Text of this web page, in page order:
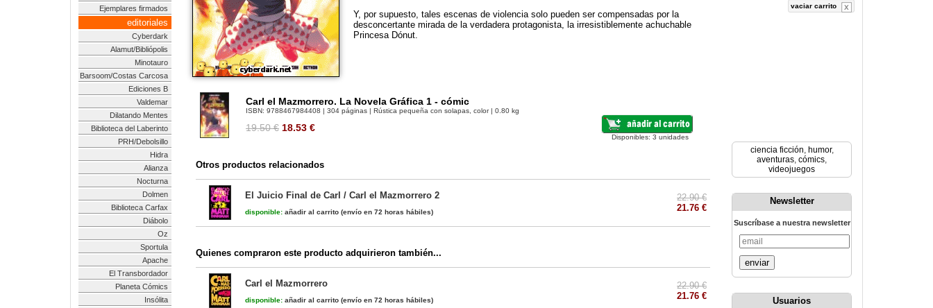
Ejemplares firmados
editoriales
Cyberdark
Alamut/Bibliópolis
Minotauro
Barsoom/Costas Carcosa
Ediciones B
Valdemar
Dilatando Mentes
Biblioteca del Laberinto
PRH/Debolsillo
Hidra
Alianza
Nocturna
Dolmen
Biblioteca Carfax
Diábolo
Oz
Sportula
Apache
El Transbordador
Planeta Cómics
Insólita
Y, por supuesto, tales escenas de violen­cia solo pueden ser compensadas por la
desconcertante mirada de la verdadera protagonista, la irresistiblemente achu­chable
Princesa Dónut.
Carl el Mazmorrero. La Novela Gráfica 1 - cómic
ISBN: 9788467984408 | 304 páginas | Rústica pequeña con solapas, color | 0.80 kg
19.50 € 18.53 €
Disponibles: 3 unidades
Otros productos relacionados
El Juicio Final de Carl / Carl el Mazmorrero 2
disponible: añadir al carrito (envío en 72 horas hábiles)
22.90 €
21.76 €
Quienes compraron este producto adquirieron también...
Carl el Mazmorrero
disponible: añadir al carrito (envío en 72 horas hábiles)
22.90 €
21.76 €
vaciar carrito
ciencia ficción, humor,
aventuras, cómics,
videojuegos
Newsletter
Suscríbase a nuestra newsletter
enviar
Usuarios